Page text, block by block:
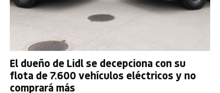
El dueño de Lidl se decepciona con su
flota de 7.600 vehículos eléctricos y no
comprará más